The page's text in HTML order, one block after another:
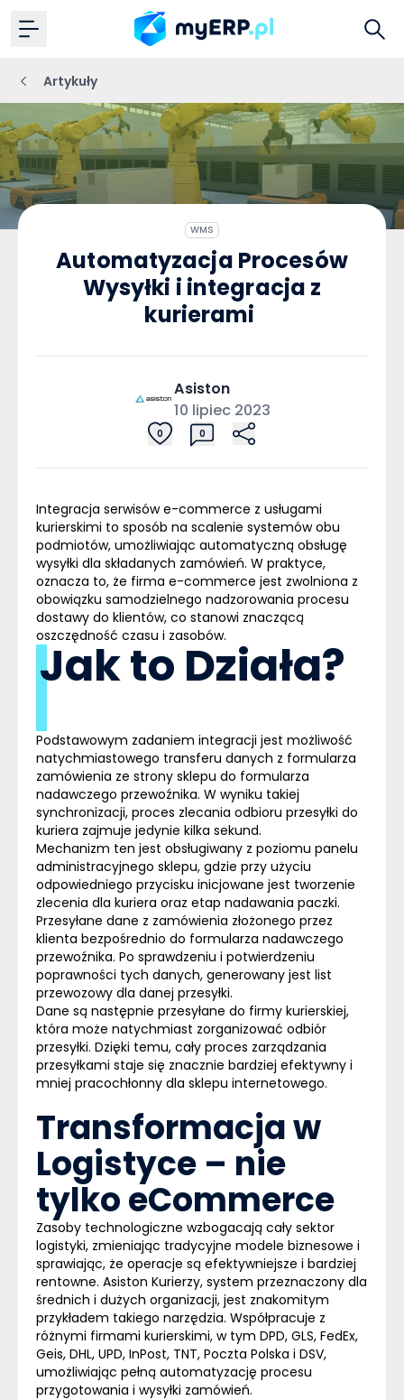
Artykuły
WMS
Automatyzacja Procesów
Wysyłki i integracja z
kurierami
Asiston
10 lipiec 2023
0 0
Integracja serwisówe-commerce z usługami
kurierskimi to sposób na scalenie systemów obu
podmiotów, umożliwiając automatyczną obsługę
wysyłki dla składanych zamówień. W praktyce,
oznacza to, że firma e-commerce jest zwolniona z
obowiązku samodzielnego nadzorowania procesu
dostawy do klientów, co stanowi znaczącą
oszczędność czasu i zasobów.
Jak to Działa?
Podstawowym zadaniem integracji jest możliwość
natychmiastowego transferu danych z formularza
zamówienia ze strony sklepu do formularza
nadawczego przewoźnika. W wyniku takiej
synchronizacji, proces zlecania odbioru przesyłki do
kuriera zajmuje jedynie kilka sekund.
Mechanizm ten jest obsługiwany z poziomu panelu
administracyjnego sklepu, gdzie przy użyciu
odpowiedniego przycisku inicjowane jest tworzenie
zlecenia dla kuriera oraz etap nadawania paczki.
Przesyłane dane z zamówienia złożonego przez
klienta bezpośrednio do formularza nadawczego
przewoźnika. Po sprawdzeniu i potwierdzeniu
poprawności tych danych, generowany jest list
przewozowy dla danej przesyłki.
Dane są następnie przesyłane do firmy kurierskiej,
która może natychmiast zorganizować odbiór
przesyłki. Dzięki temu, cały proces zarządzania
przesyłkami staje się znacznie bardziej efektywny i
mniej pracochłonny dla sklepu internetowego.
Transformacja w
Logistyce – nie
tylko eCommerce
Zasoby technologiczne wzbogacają cały sektor
logistyki, zmieniając tradycyjne modele biznesowe i
sprawiając, że operacje są efektywniejsze i bardziej
rentowne. Asiston Kurierzy, system przeznaczony dla
średnich i dużych organizacji, jest znakomitym
przykładem takiego narzędzia. Współpracuje z
różnymi firmami kurierskimi, w tym DPD, GLS, FedEx,
Geis, DHL, UPD, InPost, TNT, Poczta Polska i DSV,
umożliwiając pełną automatyzację procesu
przygotowania i wysyłki zamówień.